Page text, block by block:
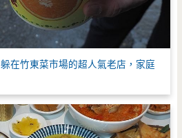
在竹東菜市場的超人氣老店，家庭